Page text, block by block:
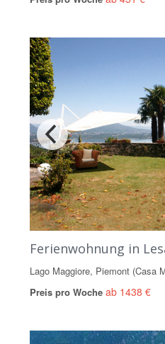
Ferienwohnung in
Lago Maggiore, Piemont (Casa
Preis pro Woche ab 1438 €